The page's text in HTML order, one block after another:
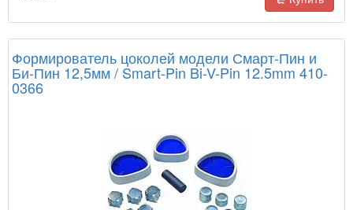
Формирователь цоколей модели Смарт-Пин и
Би-Пин 12,5мм / Smart-Pin Bi-V-Pin 12.5mm 410-
0366